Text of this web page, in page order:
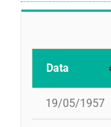
Data
19/05/1957